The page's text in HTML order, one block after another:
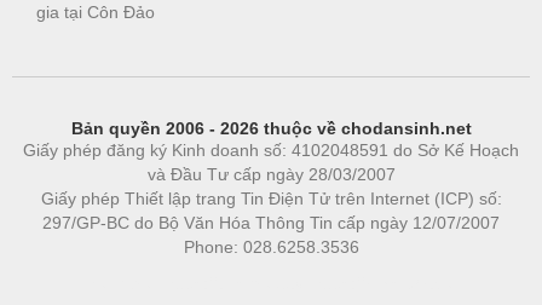
gia tại Côn Đảo
Bản quyền 2006 - 2026 thuộc về chodansinh.net
Giấy phép đăng ký Kinh doanh số: 4102048591 do Sở Kế Hoạch
và Đầu Tư cấp ngày 28/03/2007
Giấy phép Thiết lập trang Tin Điện Tử trên Internet (ICP) số:
297/GP-BC do Bộ Văn Hóa Thông Tin cấp ngày 12/07/2007
Phone: 028.6258.3536